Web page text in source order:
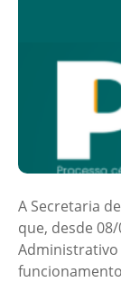
A Secretaria
que, desde
Administrativo
funcionamento